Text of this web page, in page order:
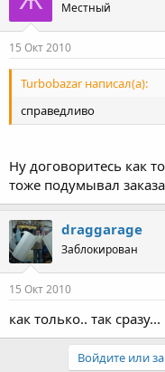
Местный
15 Окт 2010
Turbobazar написал(а):
справедливо
Ну договоритесь как
тоже подумывал
draggarage
Заблокирован
15 Окт 2010
как только.. так сразу...
Войдите или